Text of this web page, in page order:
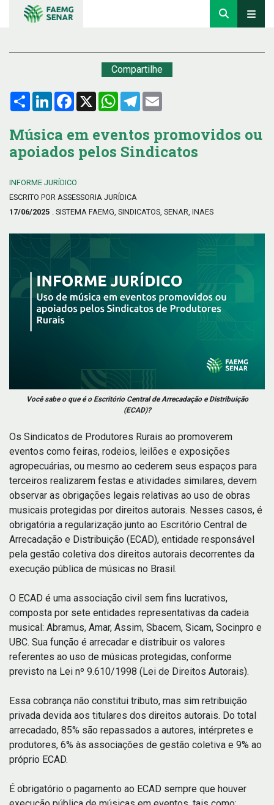
Compartilhe
Compartilhar
LinkedInFacebook
X WhatsApp
Telegram
Música em eventos promovidos ou
apoiados pelos Sindicatos
INFORME JURÍDICO
ESCRITO POR ASSESSORIA JURÍDICA
17/06/2025 . SISTEMA FAEMG, SINDICATOS, SENAR, INAES
Você sabe o que é o Escritório Central de Arrecadação e Distribuição
(ECAD)?
Os Sindicatos de Produtores Rurais ao promoverem
eventos como feiras, rodeios, leilões e exposições
agropecuárias, ou mesmo ao cederem seus espaços para
terceiros realizarem festas e atividades similares, devem
observar as obrigações legais relativas ao uso de obras
musicais protegidas por direitos autorais. Nesses casos, é
obrigatória a regularização junto ao Escritório Central de
Arrecadação e Distribuição (ECAD), entidade responsável
pela gestão coletiva dos direitos autorais decorrentes da
execução pública de músicas no Brasil.
O ECAD é uma associação civil sem fins lucrativos,
composta por sete entidades representativas da cadeia
musical: Abramus, Amar, Assim, Sbacem, Sicam, Socinpro e
UBC. Sua função é arrecadar e distribuir os valores
referentes ao uso de músicas protegidas, conforme
previsto na Lei nº 9.610/1998 (Lei de Direitos Autorais).
Essa cobrança não constitui tributo, mas sim retribuição
privada devida aos titulares dos direitos autorais. Do total
arrecadado, 85% são repassados a autores, intérpretes e
produtores, 6% às associações de gestão coletiva e 9% ao
próprio ECAD.
É obrigatório o pagamento ao ECAD sempre que houver